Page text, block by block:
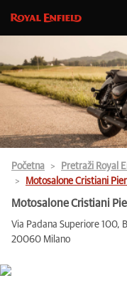
Početna Pretraži Royal
Motosalone Cristiani
Motosalone Cristiani
Via Padana Superiore 100,
20060 Milano